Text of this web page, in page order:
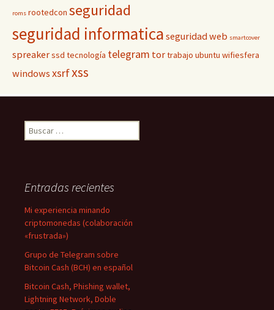
roms rootedcon seguridad
seguridad informatica seguridad web smartcover
spreakerssd tecnología telegram tortrabajo ubuntu wifiesfera
windows xsrfxss
Buscar:
Entradas recientes
Mi experiencia minando
criptomonedas (colaboración
«frustrada»)
Grupo de Telegram sobre
Bitcoin Cash (BCH) en español
Bitcoin Cash, Phishing wallet,
Lightning Network, Doble